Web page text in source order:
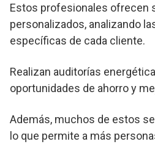
Estos profesionales ofrecen
personalizados, analizando
específicas de cada cliente.
Realizan auditorías
oportunidades de ahorro y
Además, muchos de estos
lo que permite a más